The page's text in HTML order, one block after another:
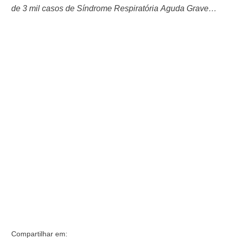
de 3 mil casos de Síndrome Respiratória Aguda Grave
Compartilhar em: